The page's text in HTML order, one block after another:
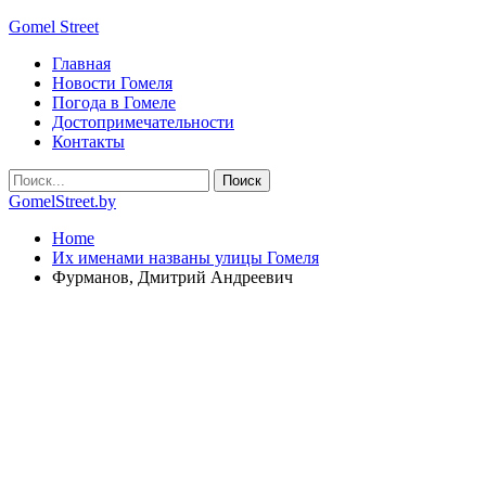
Gomel Street
Главная
Новости Гомеля
Погода в Гомеле
Достопримечательности
Контакты
GomelStreet.by
Home
Их именами названы улицы Гомеля
Фурманов, Дмитрий Андреевич